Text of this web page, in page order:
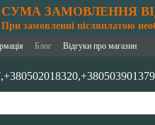
ЗАМОВЛЕННЯ
замовленні післяплатою
Блог Відгуки про магазин
+380502018320,